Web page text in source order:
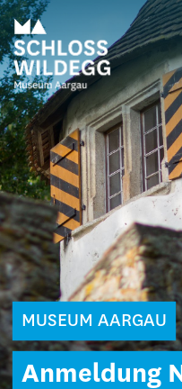
MUSEUM AARGAU
Anmeldung